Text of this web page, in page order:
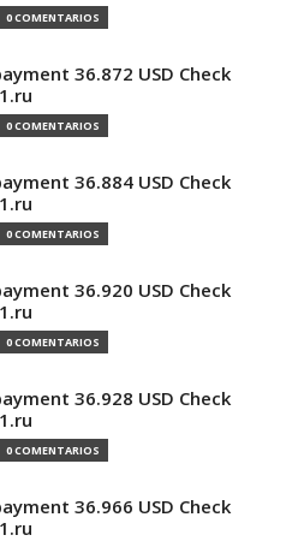
0 COMENTARIOS
36.872 USD Check
0 COMENTARIOS
36.884 USD Check
0 COMENTARIOS
36.920 USD Check
0 COMENTARIOS
36.928 USD Check
0 COMENTARIOS
36.966 USD Check